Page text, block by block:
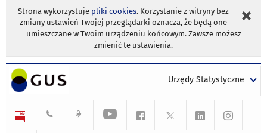
Strona wykorzystuje pliki cookies. Korzystanie z witryny bez
zmiany ustawień Twojej przeglądarki oznacza, że będą one
umieszczane w Twoim urządzeniu końcowym. Zawsze możesz
zmienić te ustawienia.
Urzędy Statystyczne